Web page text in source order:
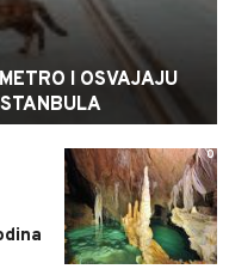
I OSVAJAJU
0